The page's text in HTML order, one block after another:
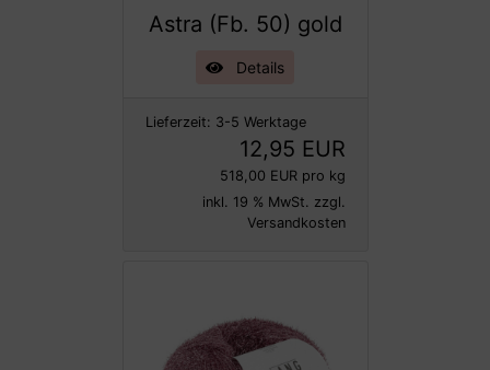
Astra (Fb. 50) gold
Details
Lieferzeit: 3-5 Werktage
12,95 EUR
518,00 EUR pro kg
inkl. 19 % MwSt. zzgl.
Versandkosten